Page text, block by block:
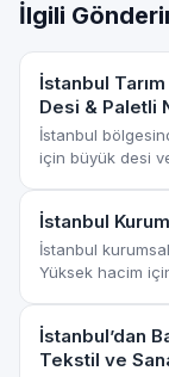
İlgili
İstanbul
Desi & Paletli
İstanbul
için büyük desi
İstanbul
İstanbul
Yüksek hacim
İstanbul’dan
Tekstil ve